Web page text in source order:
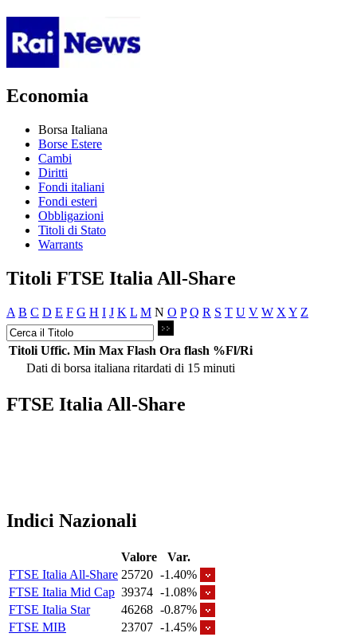
Economia
Borsa Italiana
Borse Estere
Cambi
Diritti
Fondi italiani
Fondi esteri
Obbligazioni
Titoli di Stato
Warrants
Titoli FTSE Italia All-Share
A B C D E F G H I J K L M N O P Q R S T U V W X Y Z
Titoli Uffic. Min Max Flash Ora flash %Fl/Ri
Dati di borsa italiana ritardati di 15 minuti
FTSE Italia All-Share
Indici Nazionali
Valore
Var.
FTSE Italia All-Share 25720 -1.40%
FTSE Italia Mid Cap 39374 -1.08%
FTSE Italia Star
46268 -0.87%
FTSE MIB
23707 -1.45%